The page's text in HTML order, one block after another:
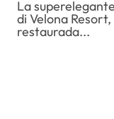
La superelegante recepción se realizo en Castello
di Velona
restaurada...